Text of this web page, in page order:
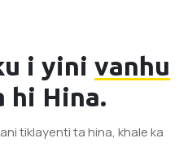
i yini vanhu
hi Hina.
tiklayenti ta hina, khale ka